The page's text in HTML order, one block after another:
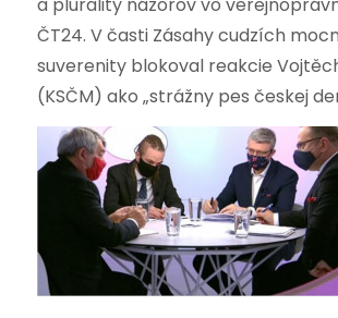
ČT24. V časti Zásahy cudzích
suverenity blokoval reakcie
(KSČM) ako „strážny pes českej